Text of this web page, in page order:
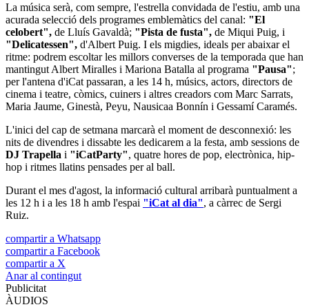
La música serà, com sempre, l'estrella convidada de l'estiu, amb una
acurada selecció dels programes emblemàtics del canal: "El
celobert", de Lluís Gavaldà; "Pista de fusta", de Miqui Puig, i
"Delicatessen", d'Albert Puig. I els migdies, ideals per abaixar el
ritme: podrem escoltar les millors converses de la temporada que han
mantingut Albert Miralles i Mariona Batalla al programa "Pausa";
per l'antena d'iCat passaran, a les 14 h, músics, actors, directors de
cinema i teatre, còmics, cuiners i altres creadors com Marc Sarrats,
Maria Jaume, Ginestà, Peyu, Nausicaa Bonnín i Gessamí Caramés.
L'inici del cap de setmana marcarà el moment de desconnexió: les
nits de divendres i dissabte les dedicarem a la festa, amb sessions de
DJ Trapella i "iCatParty", quatre hores de pop, electrònica, hip-
hop i ritmes llatins pensades per al ball.
Durant el mes d'agost, la informació cultural arribarà puntualment a
les 12 h i a les 18 h amb l'espai "iCat al dia", a càrrec de Sergi
Ruiz.
compartir a Whatsapp
compartir a Facebook
compartir a X
Anar al contingut
Publicitat
ÀUDIOS